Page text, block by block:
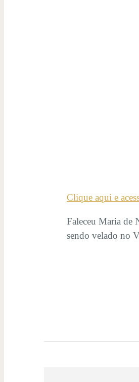
Clique aqui e
Faleceu Maria de
sendo velado no